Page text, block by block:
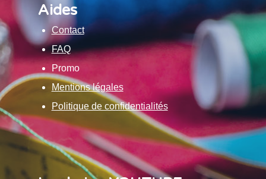
Aides
Contact
FAQ
Promo
Mentions légales
Politique de confidentialités